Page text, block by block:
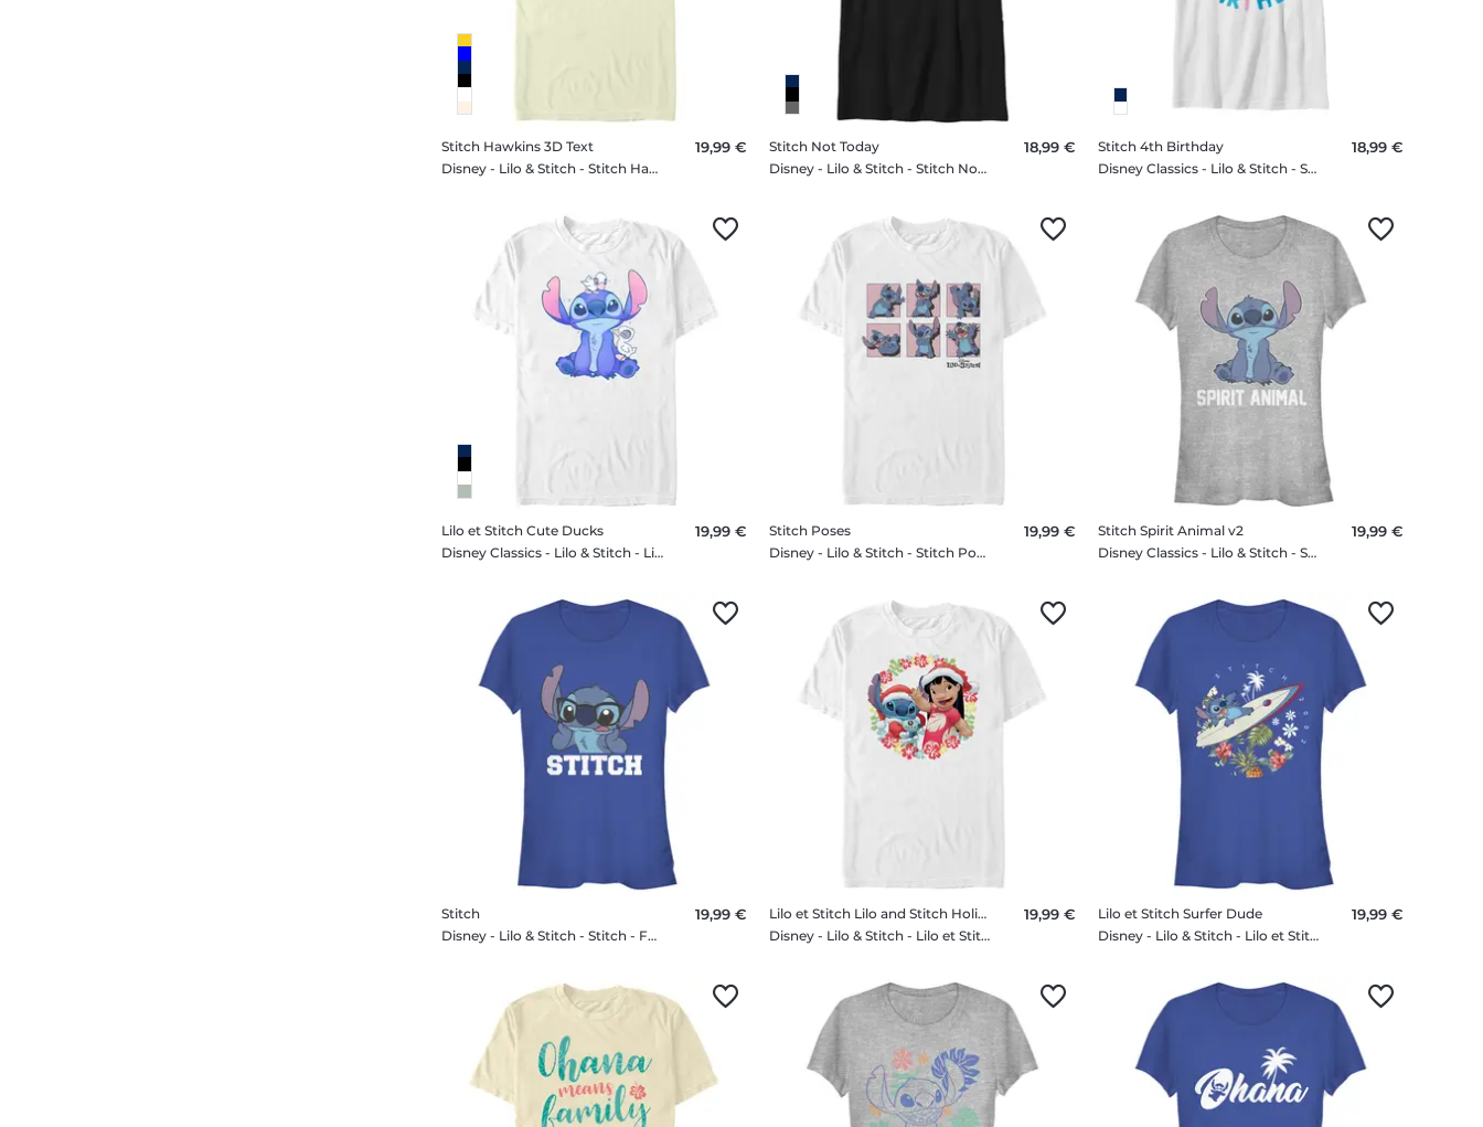
Stitch Hawkins 3D Text
Disney - Lilo & Stitch - Stitch Hawkins 3D Text - Homme T-shirt
19,99 €
Stitch Not Today
Disney - Lilo & Stitch - Stitch Not Today - Enfant T-shirt
18,99 €
Stitch 4th Birthday
Disney Classics - Lilo & Stitch - Stitch 4th Birthday - Birthday - Enfant T-shirt
18,99 €
Lilo et Stitch Cute Ducks
Disney Classics - Lilo & Stitch - Lilo et Stitch Cute Ducks - Homme T-shirt
19,99 €
Stitch Poses
Disney - Lilo & Stitch - Stitch Poses - Homme T-shirt
19,99 €
Stitch Spirit Animal v2
Disney Classics - Lilo & Stitch - Stitch Spirit Animal v2 - Femme T-shirt
19,99 €
Stitch
Disney - Lilo & Stitch - Stitch - Femme T-shirt
19,99 €
Lilo et Stitch Lilo and Stitch Holiday
Disney - Lilo & Stitch - Lilo et Stitch Lilo and Stitch Holiday - Homme T-shirt
19,99 €
Lilo et Stitch Surfer Dude
Disney - Lilo & Stitch - Lilo et Stitch Surfer Dude - Femme T-shirt
19,99 €